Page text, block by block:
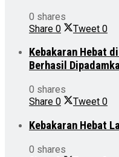
0 shares
Share 0 Tweet 0
Kebakaran Hebat
Berhasil
0 shares
Share 0 Tweet 0
Kebakaran Hebat
0 shares